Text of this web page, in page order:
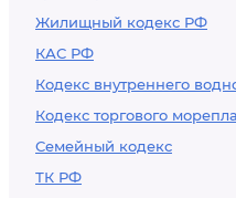
Жилищный кодекс РФ
КАС РФ
Кодекс внутреннего
Кодекс торгового
Семейный кодекс
ТК РФ